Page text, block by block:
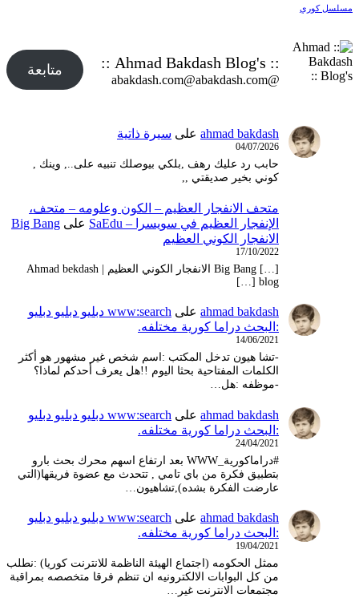
مسلسل كوري
:: Ahmad Bakdash Blog's ::
@abakdash.com@abakdash.com
متابعة
ahmad bakdash على سيرة ذاتية
04/07/2026
حابب رد عليك رهف ,بلكي بيوصلك تنبيه على.., وينك ,
كوني بخير صديقتي ,,
متحف الانفجار العظيم – ‫الكون وعلومه – متحف،
الإنفجار العظيم في سويسرا – SaEdu
على Big Bang
الانفجار الكوني العظيم
17/10/2022
[…] Big Bang الانفجار الكوني العظيم | Ahmad bekdash
blog […]
ahmad bakdash على
www:search دبليو دبليو دبليو
:البحث دراما كورية مختلفه.
14/06/2021
-تشا هيون تدخل المكتب :اسم شخص غير مشهور هو أكثر
الكلمات المفتاحية بحثا اليوم !!هل يعرف أحدكم لماذا؟
-موظفه :هل…
ahmad bakdash على
www:search دبليو دبليو دبليو
:البحث دراما كورية مختلفه.
24/04/2021
#دراماكورية_WWW بعد ارتفاع اسهم محرك بحث بارو
بتطبيق فكرة من باي تامي , تتحدث مع عضوة فريقها(التي
عارضت الفكرة بشده),تشاهيون…
ahmad bakdash على
www:search دبليو دبليو دبليو
:البحث دراما كورية مختلفه.
19/04/2021
ممثل الحكومه (اجتماع الهيئة الناظمة للانترنت كوريا) :نطلب
من كل البوابات الالكترونيه ان تنظم فرقا متخصصه بمراقبة
مجتمعات الانترنت غير…